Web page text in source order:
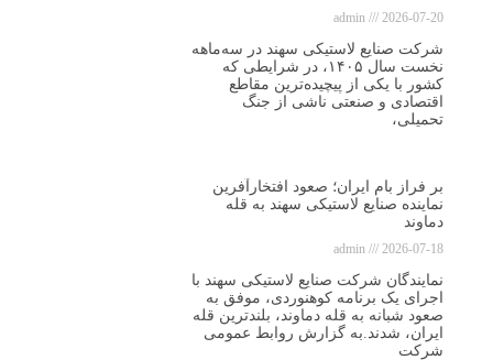
admin 2026-07-20
شرکت صنایع لاستیکی سهند در سه‌ماهه
نخست سال ۱۴۰۵، در شرایطی که
کشور با یکی از پیچیده‌ترین مقاطع
اقتصادی و صنعتی ناشی از جنگ
تحمیلی،
بر فراز بام ایران؛ صعود افتخارآفرین
نماینده صنایع لاستیکی سهند به قله
دماوند
admin 2026-07-18
نمایندگان شرکت صنایع لاستیکی سهند با
اجرای یک برنامه کوهنوردی، موفق به
صعود شبانه به قله دماوند، بلندترین قله
ایران، شدند.به گزارش روابط عمومی
شرکت